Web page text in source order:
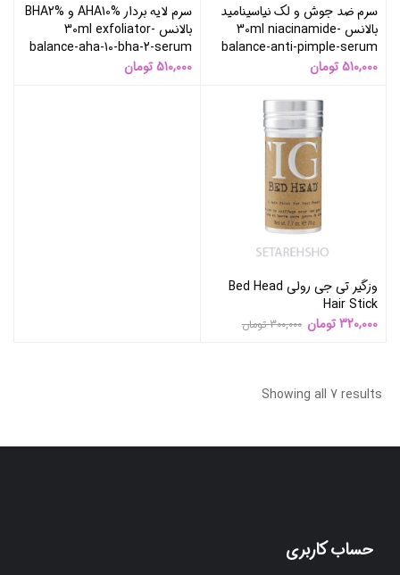
سرم ضد جوش و لک نیاسینامید
بالانس 30ml niacinamide-
balance-anti-pimple-serum
510,000تومان
سرم لایه بردار AHA10% و BHA2%
بالانس 30ml exfoliator-
balance-aha-10-bha-2-serum
510,000 تومان
وزگیر تی جی رولی Bed Head
Hair Stick
300,000 تومان 320,000تومان
Showing all 7 results
حساب کاربری